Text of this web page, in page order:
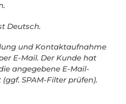
Deutsch.
und Kontaktaufnahme
E-Mail. Der Kunde hat
angegebene E-Mail-
SPAM-Filter prüfen).